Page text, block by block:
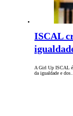
ISCAL
A Girl Up ISCAL é
da igualdade e